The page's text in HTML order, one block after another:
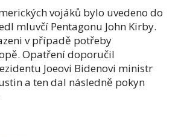
vojáků bylo uvedeno do
mluvčí Pentagonu John Kirby.
v případě potřeby
Opatření doporučil
Joeovi Bidenovi ministr
a ten dal následně pokyn